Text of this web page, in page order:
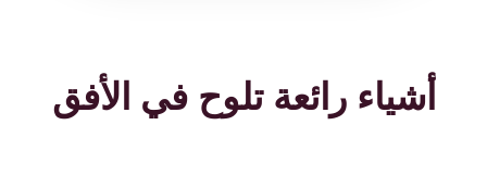
أشياء رائعة تلوح في الأفق